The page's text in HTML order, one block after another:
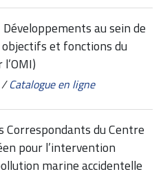
au sein de
objectifs et fonctions du
/Catalogue en ligne
Correspondants du Centre
pour l’intervention
marine accidentelle